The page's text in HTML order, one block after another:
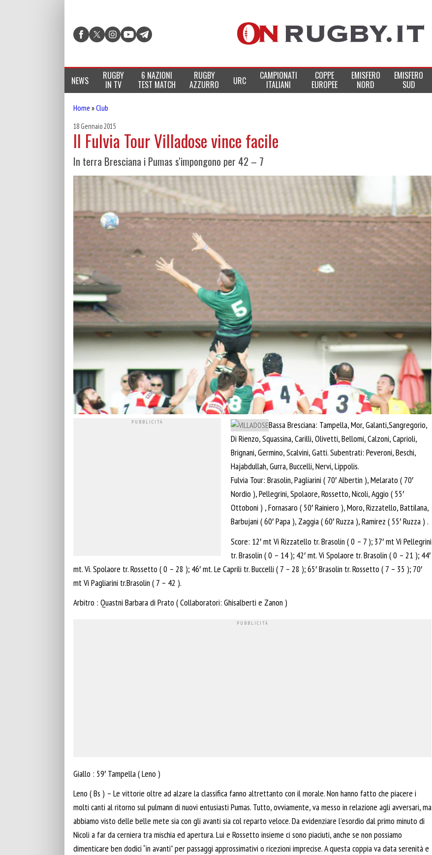
NEWS RUGBY
IN TV
6 NAZIONI
TEST MATCH
RUGBY
AZZURRO URC CAMPIONATI
ITALIANI
COPPE
EUROPEE
EMISFERO
NORD
EMISFERO
SUD
Home »Club
18 Gennaio 2015
Il Fulvia Tour Villadose vince facile
In terra Bresciana i Pumas s'impongono per 42 – 7
Bassa Bresciana: Tampella, Mor, Galanti,Sangregorio,
Di Rienzo, Squassina, Carilli, Olivetti, Bellomi, Calzoni, Caprioli,
Brignani, Germino, Scalvini, Gatti. Subentrati: Peveroni, Beschi,
Hajabdullah, Gurra, Buccelli, Nervi, Lippolis.
Fulvia Tour: Brasolin, Pagliarini ( 70′ Albertin ), Melarato ( 70′
Nordio ), Pellegrini, Spolaore, Rossetto, Nicoli, Aggio ( 55′
Ottoboni ) , Fornasaro ( 50′ Rainiero ), Moro, Rizzatello, Battilana,
Barbujani ( 60′ Papa ), Zaggia ( 60′ Ruzza ), Ramirez ( 55′ Ruzza ) .
Score: 12′ mt Vi Rizzatello tr. Brasolin ( 0 – 7 ); 37′ mt Vi Pellegrini
tr. Brasolin ( 0 – 14 ); 42′ mt. Vi Spolaore tr. Brasolin ( 0 – 21 ); 44′
mt. Vi. Spolaore tr. Rossetto ( 0 – 28 ); 46′ mt. Le Caprili tr. Buccelli ( 7 – 28 ); 65′ Brasolin tr. Rossetto ( 7 – 35 ); 70′
mt Vi Pagliarini tr.Brasolin ( 7 – 42 ).
Arbitro : Quastni Barbara di Prato ( Collaboratori: Ghisalberti e Zanon )
Giallo : 59′ Tampella ( Leno )
Leno ( Bs ) – Le vittorie oltre ad alzare la classifica fanno altrettanto con il morale. Non hanno fatto che piacere i
molti canti al ritorno sul pulmann di nuovi entusiasti Pumas. Tutto, ovviamente, va messo in relazione agli avversari, ma
abbiamo visto delle belle mete sia con gli avanti sia col reparto veloce. Da evidenziare l’esordio dal primo minuto di
Nicoli a far da cerniera tra mischia ed apertura. Lui e Rossetto insieme ci sono piaciuti, anche se non possiamo
dimenticare ben dodici “in avanti” per passaggi approssimativi o ricezioni imprecise. A questa coppia va data serenità e